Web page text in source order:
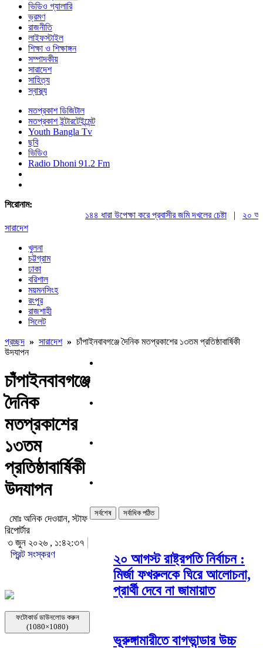
ভিডিও গ্যালারি
ভ্রমণ
রাজনীতি
লাইফস্টাইল
শিক্ষা ও শিক্ষাঙ্গন
সম্পাদকীয়
সারাদেশ
সাহিত্য
স্বাস্থ্য
মতপ্রকাশ ডিজিটাল
মতপ্রকাশ ইন্টারটেইন্মেন্ট
Youth Bangla Tv
ছবি
ভিডিও
Radio Dhoni 91.2 Fm
শিরোনাম:
১৪৪ ধারা উপেক্ষা করে প্রবাসীর জমি দখলের চেষ্টা|
২০ আগস্ট
সারাদেশ
খুলনা
চট্টগ্রাম
ঢাকা
বরিশাল
ময়মনসিংহ
রংপুর
রাজশাহী
সিলেট
প্রচ্ছদ » সারাদেশ» চাঁপাইনবাবগঞ্জে দৈনিক মতপ্রকাশের ১৩তম প্রতিষ্ঠাবার্ষিকী
উদযাপন
চাঁপাইনবাবগঞ্জে
দৈনিক
মতপ্রকাশের
১৩তম
প্রতিষ্ঠাবার্ষিকী
উদযাপন
মোঃ অনিক দেওয়ান, স্টাফ
রিপোর্টার
৩ জুন ২০২৬ , ১:৪২:৩৭
প্রিন্ট সংস্করণ
ফটোকার্ড ডাউনলোড করুন
(1080×1080)
সর্বশেষ সর্বাধিক পঠিত
২০ আগস্ট রাষ্ট্রপতি নির্বাচন :
মির্জা ফখরুলকে ঘিরে আলোচনা,
প্রার্থী দেবে না জামায়াত
ভূরুঙ্গামারীতে বাগভান্ডার উচ্চ